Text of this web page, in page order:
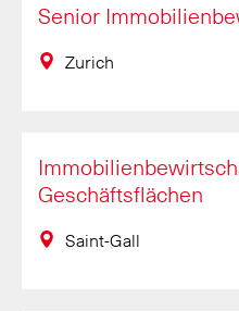
Taux d’occupation
Senior
Zurich
Geschäftsflächen
Saint-Gall